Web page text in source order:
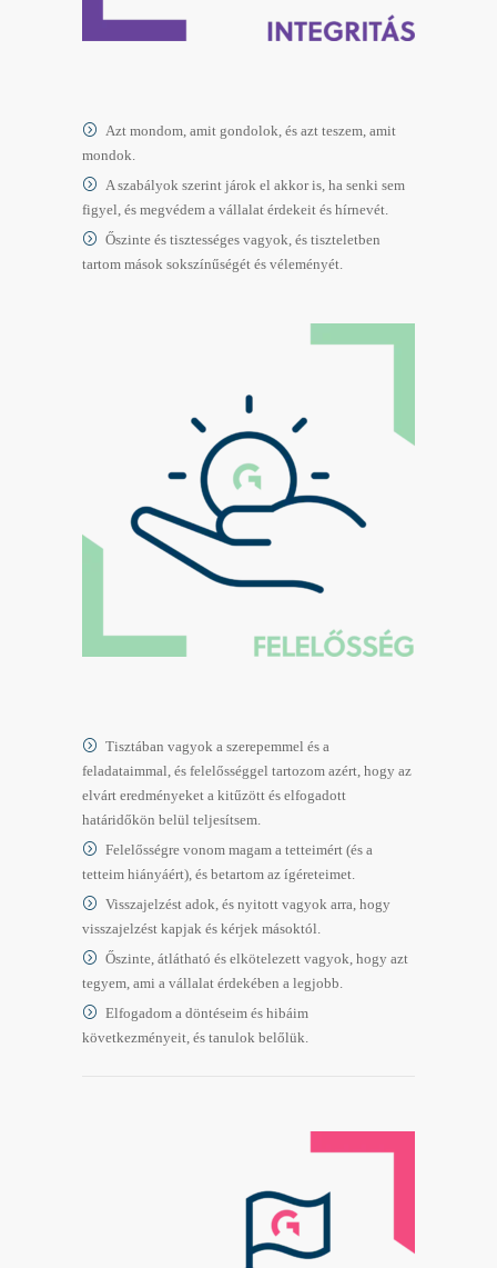
Azt mondom, amit gondolok, és azt teszem, amit
mondok.
A szabályok szerint járok el akkor is, ha senki sem
figyel, és megvédem a vállalat érdekeit és hírnevét.
Őszinte és tisztességes vagyok, és tiszteletben
tartom mások sokszínűségét és véleményét.
Tisztában vagyok a szerepemmel és a
feladataimmal, és felelősséggel tartozom azért, hogy az
elvárt eredményeket a kitűzött és elfogadott
határidőkön belül teljesítsem.
Felelősségre vonom magam a tetteimért (és a
tetteim hiányáért), és betartom az ígéreteimet.
Visszajelzést adok, és nyitott vagyok arra, hogy
visszajelzést kapjak és kérjek másoktól.
Őszinte, átlátható és elkötelezett vagyok, hogy azt
tegyem, ami a vállalat érdekében a legjobb.
Elfogadom a döntéseim és hibáim
következményeit, és tanulok belőlük.